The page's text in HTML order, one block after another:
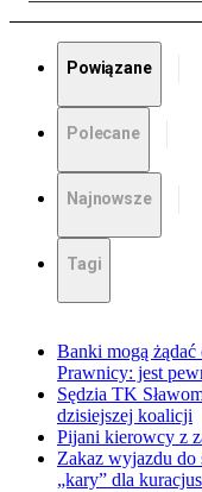
Powiązane
Polecane
Najnowsze
Tagi
Banki mogą
Prawnicy: jest
Sędzia TK
dzisiejszej koalicji
Pijani kierowcy z
Zakaz wyjazdu do
„kary” dla